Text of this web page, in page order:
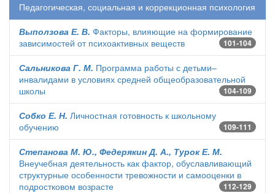
Педагогическая, социальная и коррекционная психология
Выползова Е. В. Факторы, влияющие на формирование
зависимостей от психоактивных веществ
101-104
Сальникова Г. М. Программа работы с детьми–
инвалидами в условиях средней общеобразовательной
школы
104-109
Собко Е. Н. Личностная готовность к школьному
обучению
109-111
Степанова М. Ю., Федерякин Д. А., Турок Е. М.
Внеучебная деятельность как фактор, обуславливающий
структурные особенности тревожности и самооценки в
подростковом возрасте
112-129